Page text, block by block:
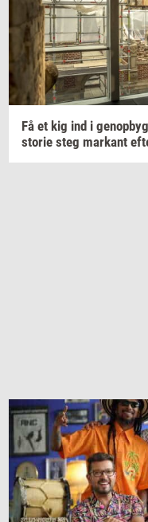
Få et kig ind i
sto­rie steg mar­kant